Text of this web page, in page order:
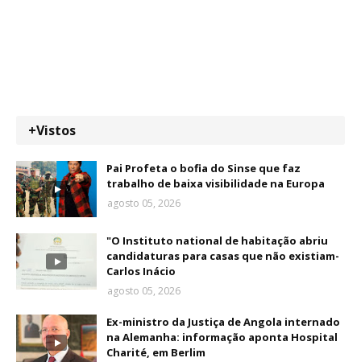
+Vistos
Pai Profeta o bofia do Sinse que faz
trabalho de baixa visibilidade na Europa
agosto 05, 2026
"O Instituto national de habitação abriu
candidaturas para casas que não existiam-
Carlos Inácio
agosto 05, 2026
Ex-ministro da Justiça de Angola internado
na Alemanha: informação aponta Hospital
Charité, em Berlim